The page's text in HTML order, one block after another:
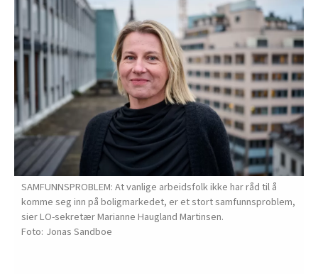
SAMFUNNSPROBLEM: At vanlige arbeidsfolk ikke har råd til å
komme seg inn på boligmarkedet, er et stort samfunnsproblem,
sier LO-sekretær Marianne Haugland Martinsen.
Jonas Sandboe